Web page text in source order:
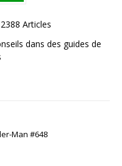
2388 Articles
dans des guides de
Man #648